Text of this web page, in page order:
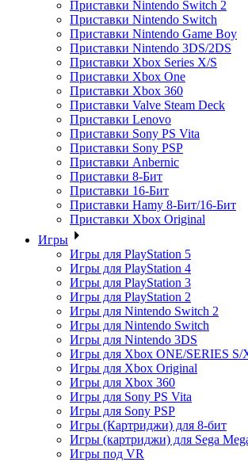
Приставки Nintendo Switch 2
Приставки Nintendo Switch
Приставки Nintendo Game Boy
Приставки Nintendo 3DS/2DS
Приставки Xbox Series X/S
Приставки Xbox One
Приставки Xbox 360
Приставки Valve Steam Deck
Приставки Lenovo
Приставки Sony PS Vita
Приставки Sony PSP
Приставки Anbernic
Приставки 8-Бит
Приставки 16-Бит
Приставки Hamy 8-Бит/16-Бит
Приставки Xbox Original
Игры
Игры для PlayStation 5
Игры для PlayStation 4
Игры для PlayStation 3
Игры для PlayStation 2
Игры для Nintendo Switch 2
Игры для Nintendo Switch
Игры для Nintendo 3DS
Игры для Xbox ONE/SERIES S/
Игры для Xbox Original
Игры для Xbox 360
Игры для Sony PS Vita
Игры для Sony PSP
Игры (Картриджи) для 8-бит
Игры (картриджи) для Sega
Игры под VR